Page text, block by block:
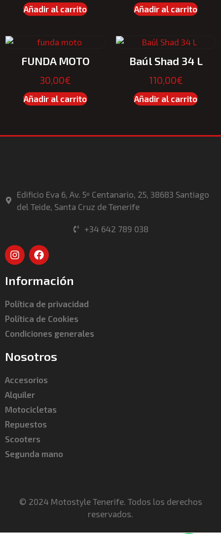
Añadir al carrito Añadir al carrito
FUNDA MOTO
30,00€
Añadir al carrito
Baúl Shad 34 L
110,00€
Añadir al carrito
Edificio Eva 6, Av. 5º Centanario, 25, 38683 Santiago
del Teide, Santa Cruz de Tenerife
+34 642 789 038
Información
Política de privacidad
Política de Cookies
Condiciones generales
Nosotros
Accesorios
Alquiler
Motocicletas
Repuestos
Scooters
Segunda mano
© 2024 Motostyle Tenerife. Todos los derechos
reservados.​